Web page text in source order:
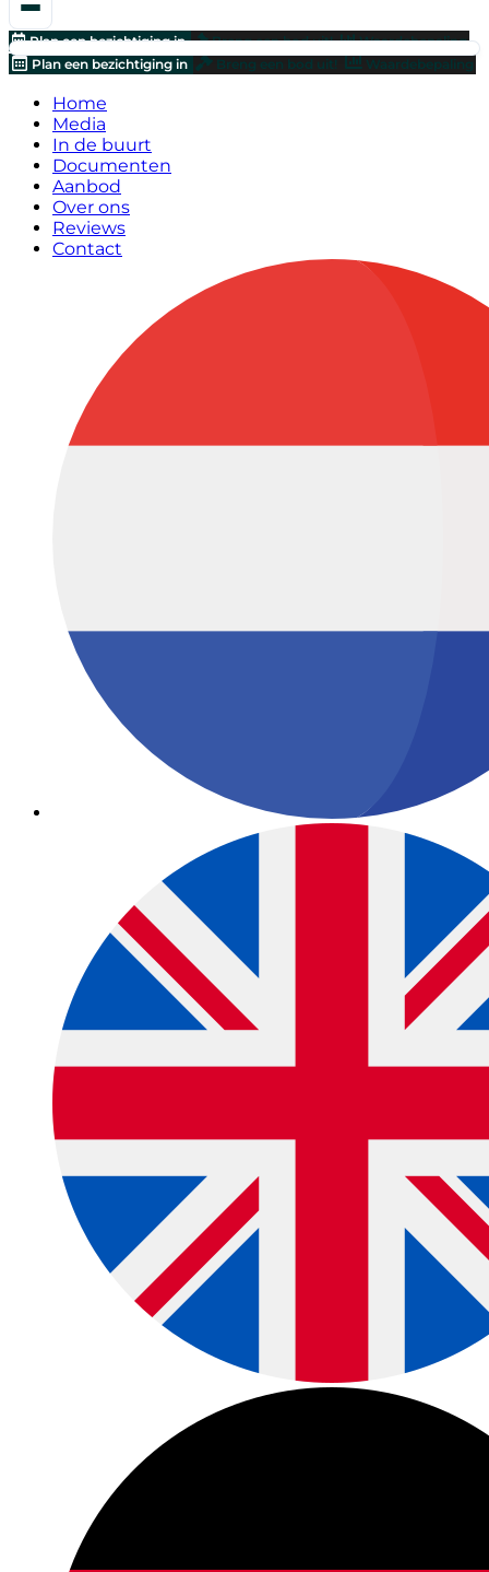
Plan een bezichtiging in Breng een bod uit!
Waardebepaling
Plan een bezichtiging in
Breng een bod uit! Waardebepaling
Home
Media
In de buurt
Documenten
Aanbod
Over ons
Reviews
Contact